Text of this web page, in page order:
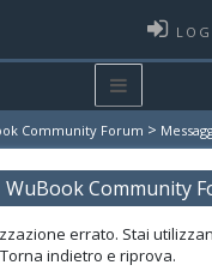
Community Forum >
WuBook Community
errato. Stai
indietro e riprova.